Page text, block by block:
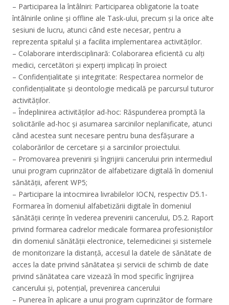
– Participarea la întâlniri: Participarea obligatorie la toate
întâlnirile online și offline ale Task-ului, precum și la orice alte
sesiuni de lucru, atunci când este necesar, pentru a
reprezenta spitalul și a facilita implementarea activităților.
– Colaborare interdisciplinară: Colaborarea eficientă cu alți
medici, cercetători și experți implicați în proiect
– Confidențialitate și integritate: Respectarea normelor de
confidențialitate și deontologie medicală pe parcursul tuturor
activităților.
– Îndeplinirea activităților ad-hoc: Răspunderea promptă la
solicitările ad-hoc și asumarea sarcinilor neplanificate, atunci
când acestea sunt necesare pentru buna desfășurare a
colaborărilor de cercetare și a sarcinilor proiectului.
– Promovarea prevenirii și îngrijirii cancerului prin intermediul
unui program cuprinzător de alfabetizare digitală în domeniul
sănătății, aferent WP5;
– Participare la intocmirea livrabilelor IOCN, respectiv D5.1-
Formarea în domeniul alfabetizării digitale în domeniul
sănătății cerințe în vederea prevenirii cancerului, D5.2. Raport
privind formarea cadrelor medicale formarea profesioniștilor
din domeniul sănătății electronice, telemedicinei și sistemele
de monitorizare la distanță, accesul la datele de sănătate de
acces la date privind sănătatea și servicii de schimb de date
privind sănătatea care vizează în mod specific îngrijirea
cancerului și, potențial, prevenirea cancerului
– Punerea în aplicare a unui program cuprinzător de formare